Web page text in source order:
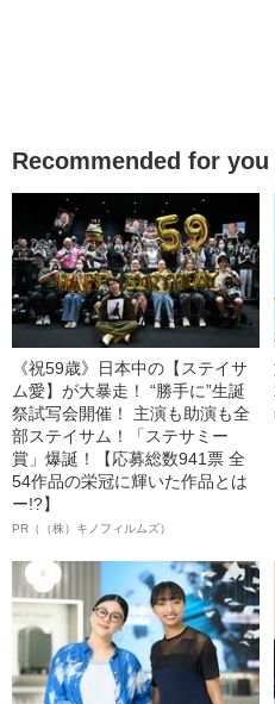
Recommended for you
《祝59歳》日本中の【ステイサ
ム愛】が大暴走！ “勝手に”生誕
祭試写会開催！ 主演も助演も全
部ステイサム！「ステサミー
賞」爆誕！【応募総数941票 全
54作品の栄冠に輝いた作品とは
ー!?】
PR（（株）キノフィルムズ）